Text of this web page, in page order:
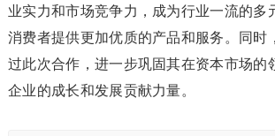
业实力和市场竞争力，成为行业一流的多
消费者提供更加优质的产品和服务。同时
过此次合作，进一步巩固其在资本市场的
企业的成长和发展贡献力量。